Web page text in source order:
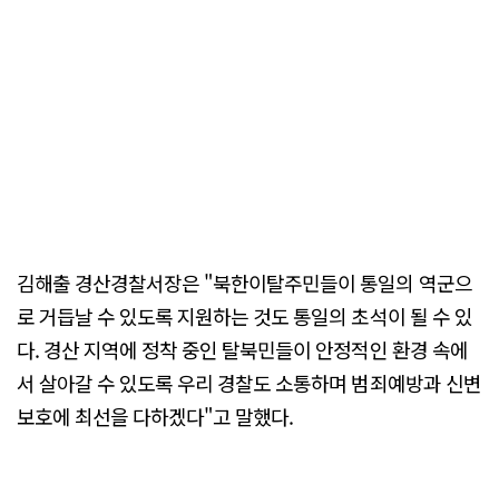
김해출 경산경찰서장은 "북한이탈주민들이 통일의 역군으
로 거듭날 수 있도록 지원하는 것도 통일의 초석이 될 수 있
다. 경산 지역에 정착 중인 탈북민들이 안정적인 환경 속에
서 살아갈 수 있도록 우리 경찰도 소통하며 범죄예방과 신변
보호에 최선을 다하겠다"고 말했다.